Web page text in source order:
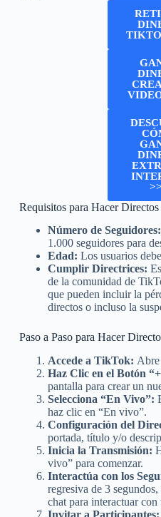
Requisitos para Hacer
Número de Seguidores:
1.000 seguidores para
Edad: Los usuarios
Cumplir Directrices:
de la comunidad de
que pueden incluir la
directos o incluso la
Paso a Paso para Hacer
Accede a TikTok:
Haz Clic en el Botón
pantalla para crear un
Selecciona “En Vivo”:
haz clic en “En vivo”.
Configuración del
portada, título y/o
Inicia la Transmisión:
vivo” para comenzar.
Interactúa con los
regresiva de 3
chat para interactuar con